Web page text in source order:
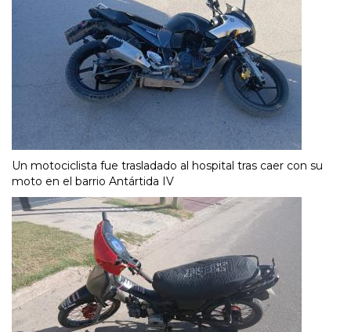
Un motociclista fue trasladado al hospital tras caer con su
moto en el barrio Antártida IV